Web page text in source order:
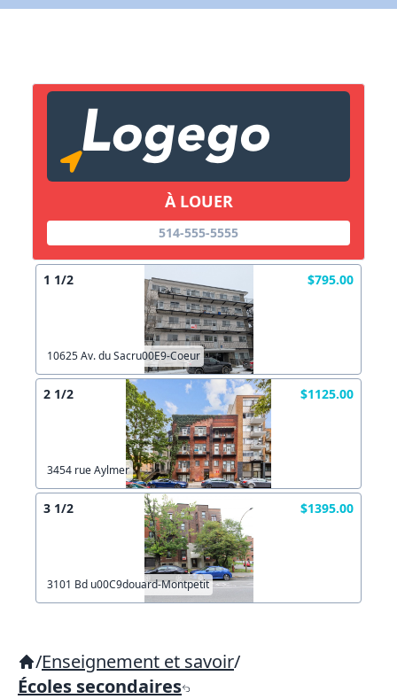
À LOUER
514-555-5555
1 1/2 $795.00
10625 Av. du Sacru00E9-Coeur
2 1/2 $1125.00
3454 rue Aylmer
3 1/2 $1395.00
3101 Bd u00C9douard-Montpetit
/Enseignement et savoir/
Écoles secondaires
Copier lien
X Fermer Envoyez